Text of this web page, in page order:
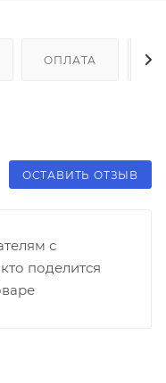
ОПЛАТА
ОСТАВИТЬ ОТЗЫВ
с
поделится